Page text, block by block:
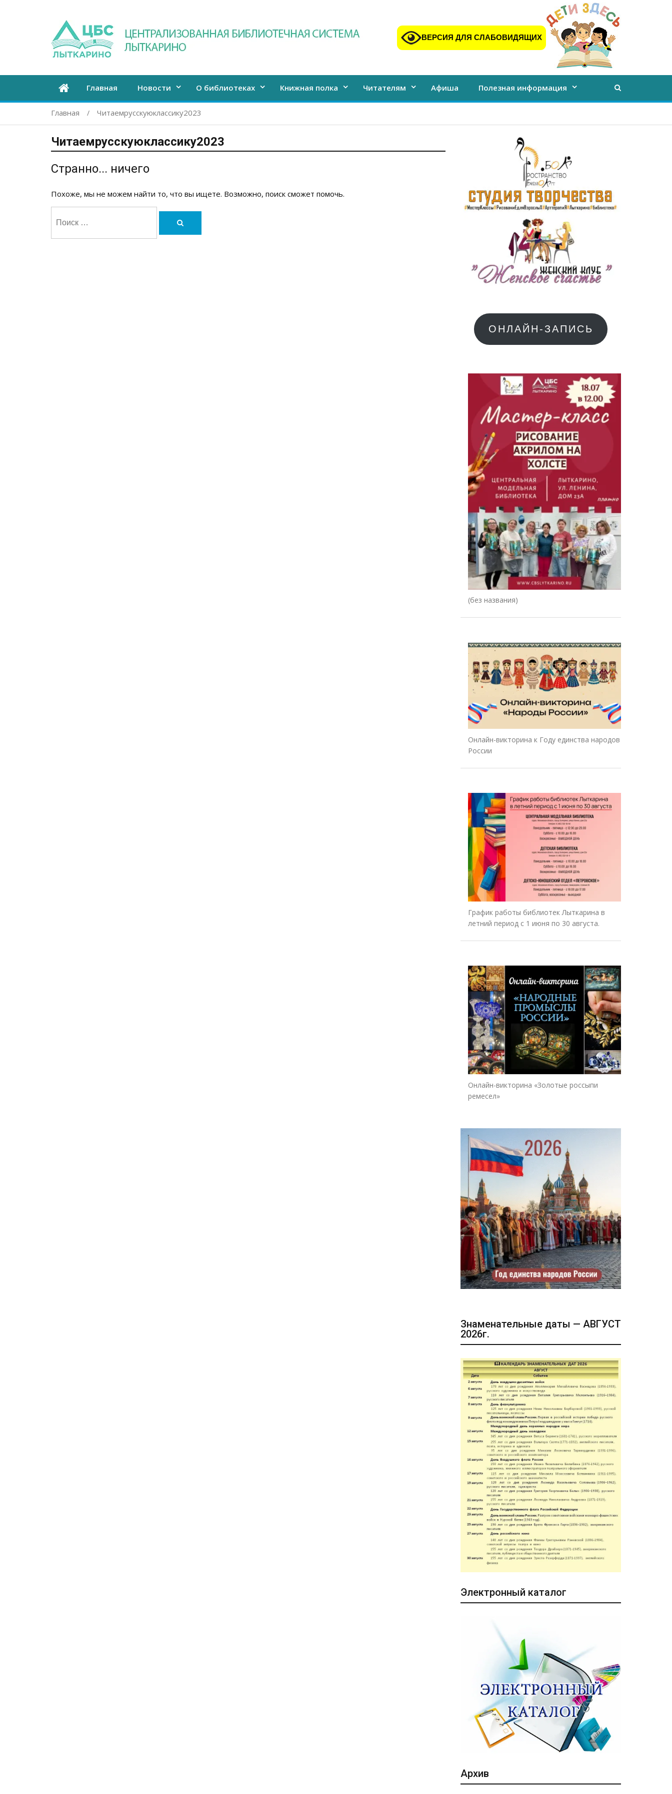
ВЕРСИЯ ДЛЯ СЛАБОВИДЯЩИХ
Главная Новости О библиотеках Книжная полка Читателям Афиша Полезная информация
Главная Читаемрусскуюклассику2023
Читаемрусскуюклассику2023
Странно... ничего
Похоже, мы не можем найти то, что вы ищете. Возможно, поиск сможет помочь.
Поиск
ОНЛАЙН-ЗАПИСЬ
(без названия)
Онлайн-викторина к Году единства народов
России
График работы библиотек Лыткарина в
летний период с 1 июня по 30 августа.
Онлайн-викторина «Золотые россыпи
ремесел»
Знаменательные даты — АВГУСТ
2026г.
Электронный каталог
Архив